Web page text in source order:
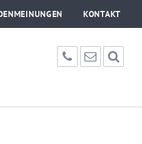
KONTAKT